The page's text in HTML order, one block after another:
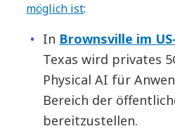
möglich ist:
In Brownsville im
Texas wird privates
Physical AI für
Bereich der
bereitzustellen.